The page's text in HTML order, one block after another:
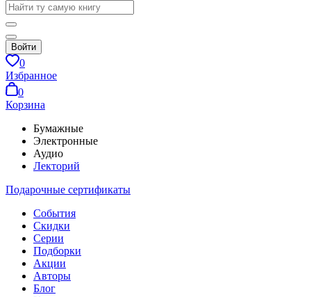
Войти
0
Избранное
0
Корзина
Бумажные
Электронные
Аудио
Лекторий
Подарочные сертификаты
События
Скидки
Серии
Подборки
Акции
Авторы
Блог